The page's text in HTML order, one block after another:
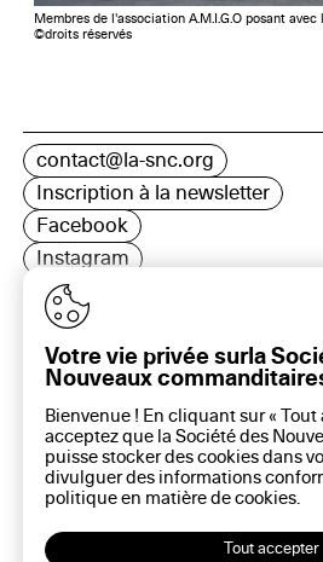
Membres de l'association A.M.I.G.O posant
©droits réservés
contact@la-snc.org
Inscription à la newsletter
Facebook
Instagram
LinkedIn
16 rue Rambuteau, 75003 Paris
Plan du site
Aide sur ce site
Gestion des cookies
Politique des cookies
Politique de confidentialité
Mentions légales
Votre vie privée surla
Nouveaux
Bienvenue ! En cliquant sur « Tout
acceptez que la Société des
puisse stocker des cookies dans
divulguer des informations
politique en matière decookies.
Tout accepter